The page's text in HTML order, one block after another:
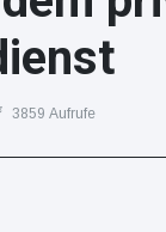
3859 Aufrufe